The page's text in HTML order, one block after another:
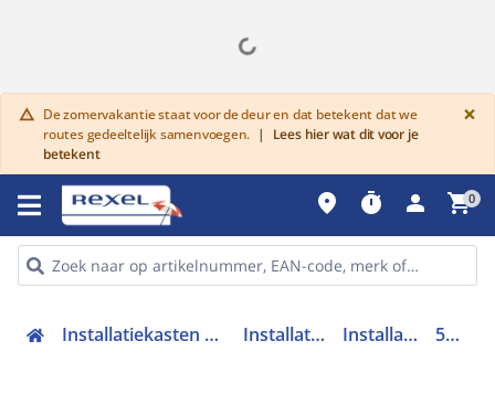
warning De zomervakantie staat voor de deur en dat betekent dat we
routes gedeeltelijk samenvoegen. |
Lees hier wat dit voor je
betekent
×
place timer person shopping_cart0
Installatiekasten en verdeelinrichtingen Installatieautomaten Installatieautomaat 5SY73108